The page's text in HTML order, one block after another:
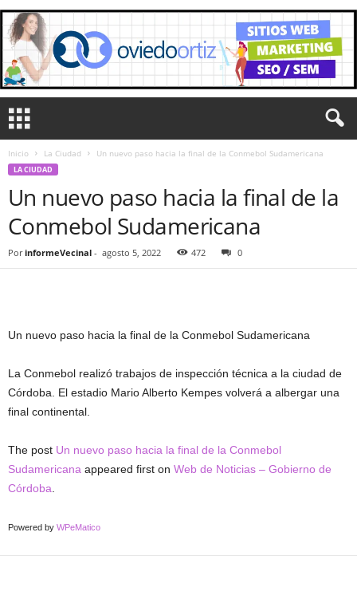
Inicio La Ciudad Un nuevo paso hacia la final de la Conmebol Sudamericana
LA CIUDAD
Un nuevo paso hacia la final de la
Conmebol Sudamericana
Por informeVecinal - agosto 5, 2022 472 0
Un nuevo paso hacia la final de la Conmebol Sudamericana
La Conmebol realizó trabajos de inspección técnica a la ciudad de
Córdoba. El estadio Mario Alberto Kempes volverá a albergar una
final continental.
The post Un nuevo paso hacia la final de la Conmebol
Sudamericana appeared first on Web de Noticias – Gobierno de
Córdoba
Powered by WPeMatico